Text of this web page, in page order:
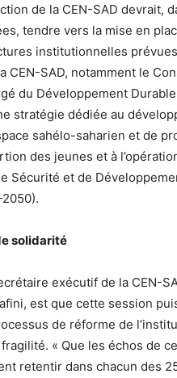
de la CEN-SAD devrait,
tendre vers la mise en
institutionnelles
CEN-SAD, notamment le
du Développement
stratégie dédiée au
sahélo-saharien et de
des jeunes et à
Sécurité et de
solidarité
exécutif de la CEN-
est que cette session
de réforme de
« Que les échos de
retentir dans chacun des